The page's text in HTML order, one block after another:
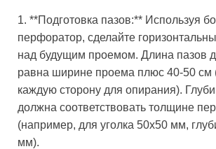
1. **Подготовка пазов:** Используя
перфоратор, сделайте
над будущим проемом. Длина пазов
равна ширине проема плюс 40-50 см
каждую сторону для опирания).
должна соответствовать толщине
(например, для уголка 50х50 мм,
мм).